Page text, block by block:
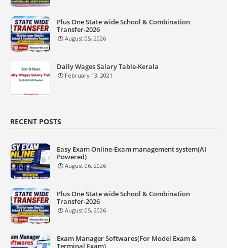
Plus One State wide School & Combination
Transfer-2026
August 05, 2026
Daily Wages Salary Table-Kerala
February 13, 2021
RECENT POSTS
Easy Exam Online-Exam management system(AI
Powered)
August 06, 2026
Plus One State wide School & Combination
Transfer-2026
August 05, 2026
Exam Manager Softwares(For Model Exam &
Terminal Exam)